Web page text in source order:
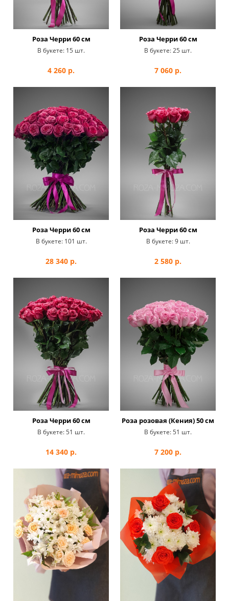
Роза Черри 60 см
В букете: 15 шт.
4 260 р.
Роза Черри 60 см
В букете:25 шт.
7 060 р.
Роза Черри 60 см
В букете: 101 шт.
28 340 р.
Роза Черри 60 см
В букете: 9 шт.
2 580 р.
Роза Черри 60 см
В букете:51 шт.
14 340 р.
Роза розовая (Кения) 50 см
В букете:51 шт.
7 200 р.